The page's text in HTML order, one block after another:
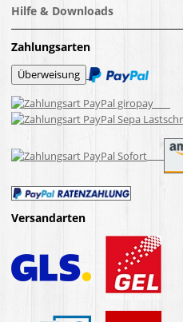
Hilfe & Downloads
Zahlungsarten
Versandarten